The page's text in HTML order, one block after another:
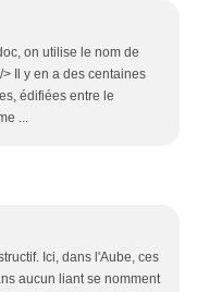
on utilise le nom de
Il y en a des centaines
édifiées entre le
...
Ici, dans l'Aube, ces
aucun liant se nomment